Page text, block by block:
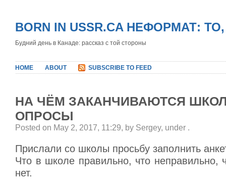
BORN IN USSR.CA НЕФОРМАТ:
Будний день в Канаде: рассказ с той стороны
HOME ABOUT SUBSCRIBE TO FEED
НА ЧЁМ ЗАКАНЧИВАЮТСЯ
ОПРОСЫ
Posted on May 2, 2017, 11:29, by Sergey, under .
Прислали со школы просьбу заполнить
Что в школе правильно, что неправильно,
нет.